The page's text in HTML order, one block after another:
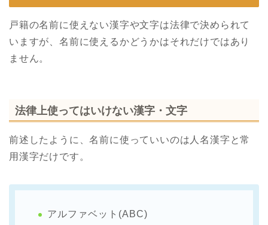
戸籍の名前に使えない漢字や文字は法律で決められて
いますが、名前に使えるかどうかはそれだけではあり
ません。
法律上使ってはいけない漢字・文字
前述したように、名前に使っていいのは人名漢字と常
用漢字だけです。
アルファベット(ABC)